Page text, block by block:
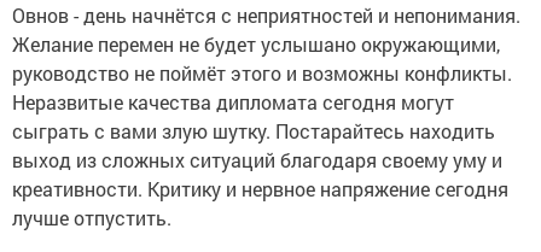
Овнов - день начнётся с неприятностей и непонимания.
Желание перемен не будет услышано окружающими,
руководство не поймёт этого и возможны конфликты.
Неразвитые качества дипломата сегодня могут
сыграть с вами злую шутку. Постарайтесь находить
выход из сложных ситуаций благодаря своему уму и
креативности. Критику и нервное напряжение сегодня
лучше отпустить.